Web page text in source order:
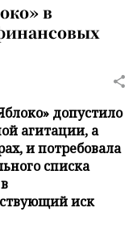
в
допустило
агитации, а
и потребовала
списка
иск